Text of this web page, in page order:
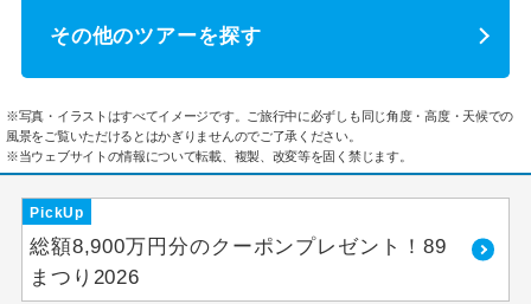
その他のツアーを探す
※写真・イラストはすべてイメージです。ご旅行中に必ずしも同じ角度・高度・天候での
風景をご覧いただけるとはかぎりませんのでご了承ください。
※当ウェブサイトの情報について転載、複製、改変等を固く禁じます。
PickUp
総額8,900万円分のクーポンプレゼント！89
まつり2026